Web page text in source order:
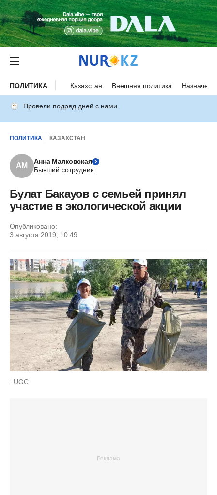
ПОЛИТИКА Казахстан Внешняя политика
Провели подряд дней с нами
ПОЛИТИКА КАЗАХСТАН
АМ
Анна Маяковская
Бывший сотрудник
Булат Бакауов с семьей принял
участие в экологической акции
Опубликовано:
3 августа 2019, 10:49
: UGC